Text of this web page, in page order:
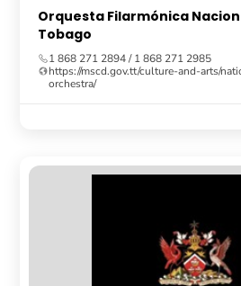
Orquesta Filarmónica
Tobago
1 868 271 2894 / 1 868 271 2985
https://mscd.gov.tt/culture-and-arts/
orchestra/